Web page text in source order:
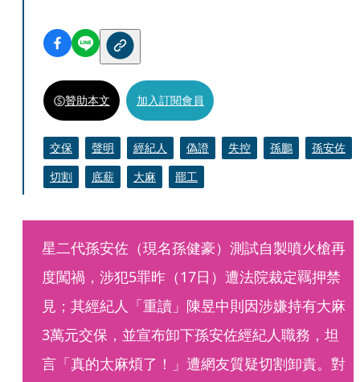
贊助本文 加入訂閱會員
交保 聲明 經紀人 偽證 失控 孫鵬
孫安佐
切割
底薪 大麻 罷工
星二代孫安佐（現名孫健豪）測試自製噴火槍再
度闖禍，涉犯5罪昨（17日）遭法院裁定羈押禁
見；其經紀人「重讀」陳昱中則因涉嫌持有大麻
3萬元交保，並宣布卸下孫安佐經紀人職務，坦
言「真的太麻煩了！」遭網友質疑切割卸責。對